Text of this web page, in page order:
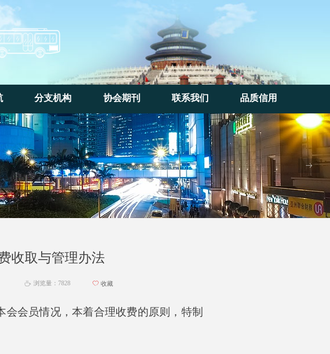
ꁹ
分支机构
分支机构
协会期刊
协会期刊
联系我们
联系我们
品质信用
品质信用
收取与管理办法
会员情况，本着合理收费的原则，特制
ꄘ 浏览量： 7828 ꄀ 收藏